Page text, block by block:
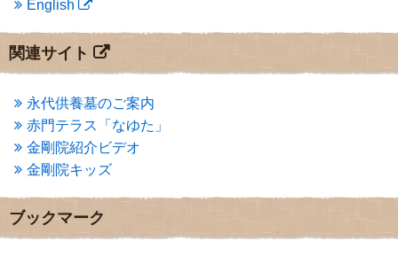
2013年9月(4)
2013年7月
(7)
2013年6月 (6)
2013年5月(13)
2013年4月(1)
2013年3月
(4)
2013年2月(6)
2013年1月(6)
2012年12月(7)
2012年10月(5)
2012年9月
(8)
English
関連サイト
永代供養墓のご案内
赤門テラス「なゆた」
金剛院紹介ビデオ
金剛院キッズ
ブックマーク